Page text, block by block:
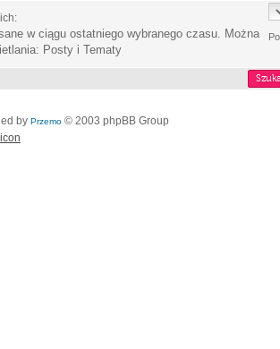
w ciągu ostatniego wybranego czasu. Można
Posty i Tematy
by Przemo © 2003 phpBB Group